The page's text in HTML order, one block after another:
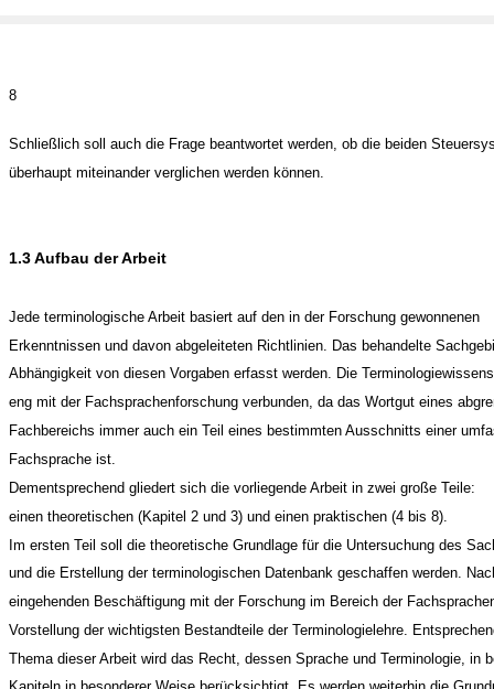
8
Schließlich soll auch die Frage beantwortet werden, ob die beiden
überhaupt miteinander verglichen werden können.
1.3 Aufbau der Arbeit
Jede terminologische Arbeit basiert auf den in der Forschung gewonnenen
Erkenntnissen und davon abgeleiteten Richtlinien. Das behandelte
Abhängigkeit von diesen Vorgaben erfasst werden. Die
eng mit der Fachsprachenforschung verbunden, da das Wortgut eines
Fachbereichs immer auch ein Teil eines bestimmten Ausschnitts einer
Fachsprache ist.
Dementsprechend gliedert sich die vorliegende Arbeit in zwei große Teile:
einen theoretischen (Kapitel 2 und 3) und einen praktischen (4 bis 8).
Im ersten Teil soll die theoretische Grundlage für die Untersuchung des
und die Erstellung der terminologischen Datenbank geschaffen werden.
eingehenden Beschäftigung mit der Forschung im Bereich der
Vorstellung der wichtigsten Bestandteile der Terminologielehre.
Thema dieser Arbeit wird das Recht, dessen Sprache und Terminologie, in